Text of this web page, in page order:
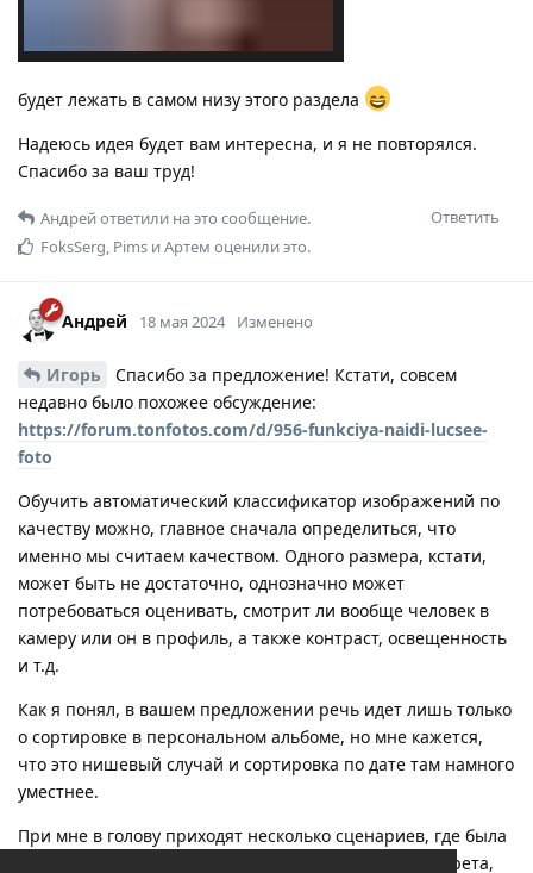
будет лежать в самом низу этого раздела
Надеюсь идея будет вам интересна, и я не повторялся.
Спасибо за ваш труд!
Ответить
Андрейответили на это сообщение.
FoksSerg, Pims иАртем оценили это.
Андрей 18 мая 2024 Изменено
Игорь
Спасибо за предложение! Кстати, совсем
недавно было похожее обсуждение:
https://forum.tonfotos.com/d/956-funkciya-naidi-lucsee-
foto
Обучить автоматический классификатор изображений по
качеству можно, главное сначала определиться, что
именно мы считаем качеством. Одного размера, кстати,
может быть не достаточно, однозначно может
потребоваться оценивать, смотрит ли вообще человек в
камеру или он в профиль, а также контраст, освещенность
и т.д.
Как я понял, в вашем предложении речь идет лишь только
о сортировке в персональном альбоме, но мне кажется,
что это нишевый случай и сортировка по дате там намного
уместнее.
При мне в голову приходят несколько сценариев, где была
бы польза от автоматической оценки качества портрета,